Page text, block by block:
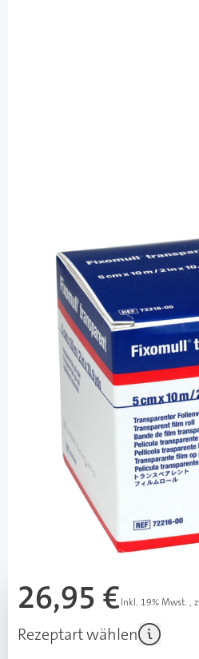
Fixomull
Fixomull transparent
Polyurethan-Folie / 1
PZN: 03643158 / Diashop.de Kat.-
Lieferzeit 3-7 Werktage
Besonderheiten
wasser- und keimdichte
wasserdampfdurchlässig
Baden und Duschen
Wunde kann durch den
beobachtet werden
Mehr über das Produkt
26,95 €Inkl. 19% Mwst. ,
Rezeptart wählen